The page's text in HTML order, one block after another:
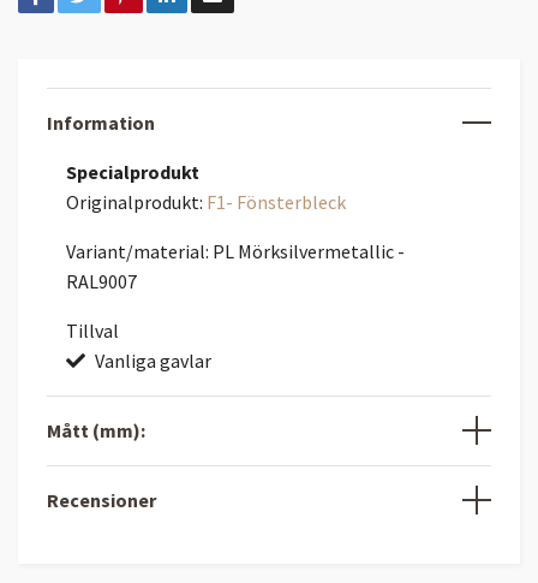
Information
Specialprodukt
Originalprodukt: F1- Fönsterbleck
Variant/material: PL Mörksilvermetallic -
RAL9007
Tillval
Vanliga gavlar
Mått (mm):
Recensioner